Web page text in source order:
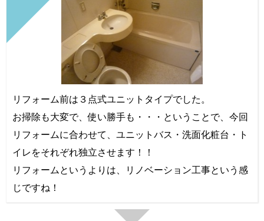
リフォーム前は３点式ユニットタイプでした。
お掃除も大変で、使い勝手も・・・ということで、今回
リフォームに合わせて、ユニットバス・洗面化粧台・ト
イレをそれぞれ独立させます！！
リフォームというよりは、リノベーション工事という感
じですね！